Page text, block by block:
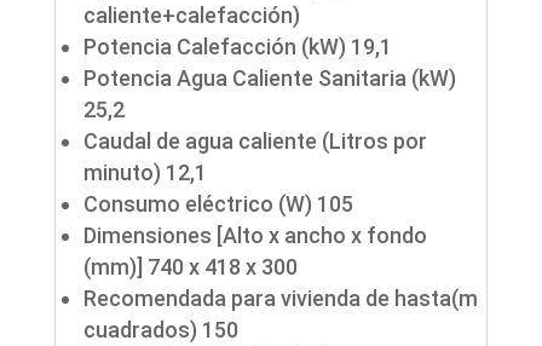
caliente+calefacción)
Potencia Calefacción (kW) 19,1
Potencia Agua Caliente Sanitaria (kW)
25,2
Caudal de agua caliente (Litros por
minuto) 12,1
Consumo eléctrico (W) 105
Dimensiones [Alto x ancho x fondo
(mm)] 740 x 418 x 300
Recomendada para vivienda de hasta(m
cuadrados) 150